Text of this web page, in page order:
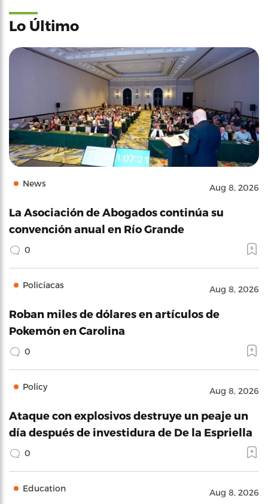
Lo Último
News Aug 8, 2026
La Asociación de Abogados continúa su
convención anual en Río Grande
0
Policíacas Aug 8, 2026
Roban miles de dólares en artículos de
Pokemón en Carolina
0
Policy Aug 8, 2026
Ataque con explosivos destruye un peaje un
día después de investidura de De la Espriella
0
Education Aug 8, 2026